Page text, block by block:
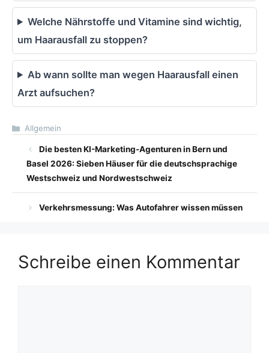
Welche Nährstoffe und Vitamine sind wichtig,
um Haarausfall zu stoppen?
Ab wann sollte man wegen Haarausfall einen
Arzt aufsuchen?
Kategorien
Allgemein
Die besten KI-Marketing-Agenturen in Bern und
Basel 2026: Sieben Häuser für die deutschsprachige
Westschweiz und Nordwestschweiz
Verkehrsmessung: Was Autofahrer wissen müssen
Schreibe einen Kommentar